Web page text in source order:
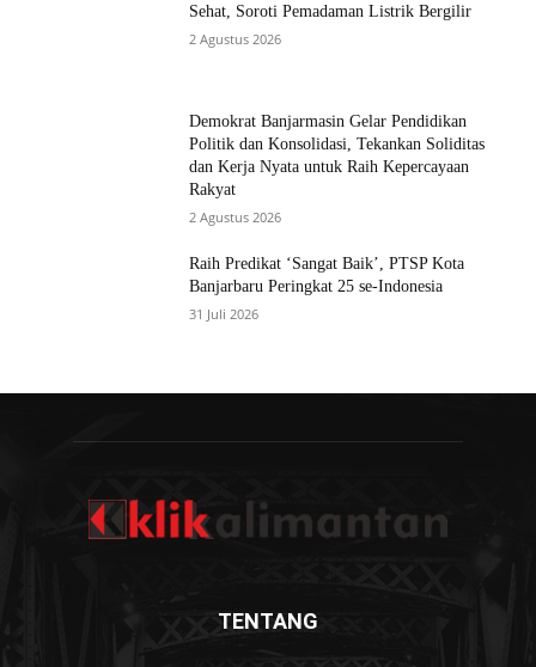
Sehat, Soroti Pemadaman Listrik Bergilir
2 Agustus 2026
Demokrat Banjarmasin Gelar Pendidikan
Politik dan Konsolidasi, Tekankan Soliditas
dan Kerja Nyata untuk Raih Kepercayaan
Rakyat
2 Agustus 2026
Raih Predikat ‘Sangat Baik’, PTSP Kota
Banjarbaru Peringkat 25 se-Indonesia
31 Juli 2026
TENTANG